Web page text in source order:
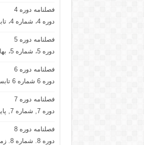
فصلنامه دوره 4
دوره 4، شماره 4، تابستان 1400
فصلنامه دوره 5
دوره 5، شماره 5، بهار 1401
فصلنامه دوره 6
دوره 6 شماره 6 تابستان 1401
فصلنامه دوره 7
دوره 7, شماره 7, پاییز 1401
فصلنامه دوره 8
دوره 8. شماره 8. زمستان1401